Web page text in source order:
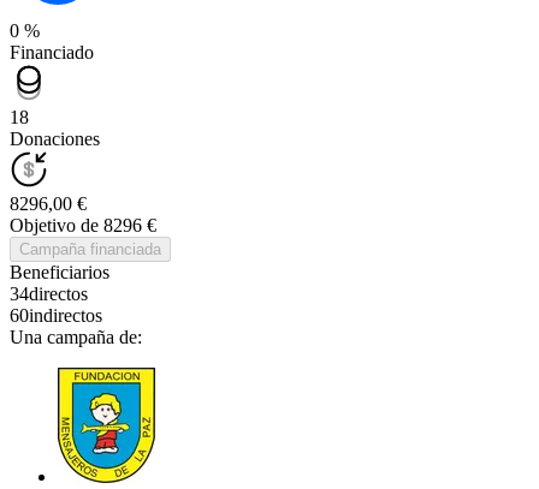
0 %
Financiado
18
Donaciones
8296,00 €
Objetivo de 8296 €
Campaña financiada
Beneficiarios
34directos
60indirectos
Una campaña de: